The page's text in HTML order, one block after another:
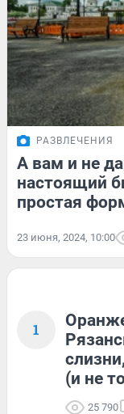
РАЗВЛЕЧЕНИЯ
А вам и не
настоящий
простая
23 июня, 2024, 10:00
1
(и не
25 790